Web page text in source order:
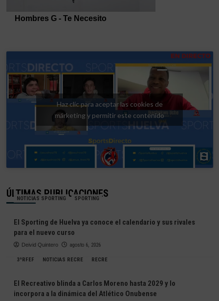
Haz clic para aceptar las cookies de
márketing y permitir este contenido
ÚLTIMAS PUBLICACIONES
NOTICIAS SPORTING SPORTING
El Sporting de Huelva ya conoce el calendario y sus rivales
para el nuevo curso
Deivid Quintero agosto 6, 2026
3ªRFEF NOTICIAS RECRE RECRE
El Recreativo blinda a Carlos Moreno hasta 2029 y lo
incorpora a la dinámica del Atlético Onubense